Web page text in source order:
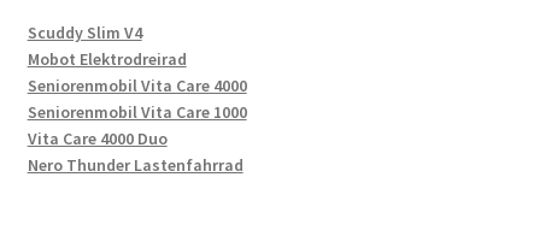
Scuddy Slim V4
Mobot Elektrodreirad
Seniorenmobil Vita Care 4000
Seniorenmobil Vita Care 1000
Vita Care 4000 Duo
Nero Thunder Lastenfahrrad